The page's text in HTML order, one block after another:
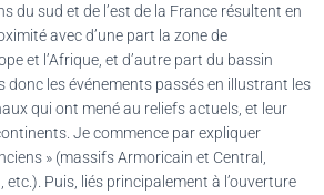
du sud et de l’est de la France résultent en
avec d’une part la zone de
et l’Afrique, et d’autre part du bassin
donc les événements passés en illustrant les
qui ont mené au reliefs actuels, et leur
Je commence par expliquer
» (massifs Armoricain et Central,
etc.). Puis, liés principalement à l’ouverture